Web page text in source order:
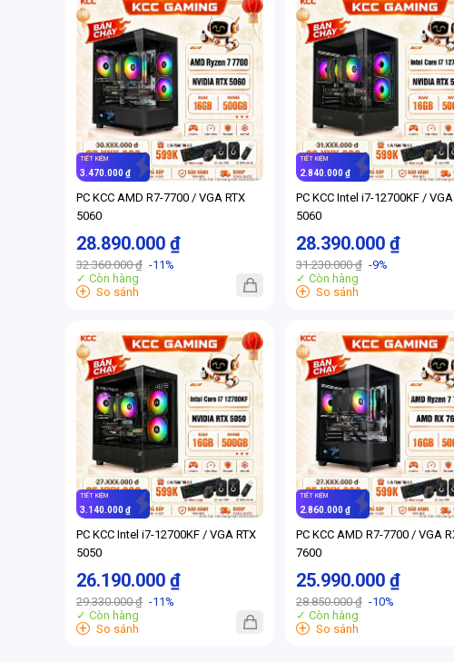
TIẾT KIỆM
3.470.000 ₫
PC KCC AMD R7-7700 / VGA RTX
5060
28.890.000 ₫
32.360.000 ₫ -11%
✓ Còn hàng
+ So sánh
TIẾT KIỆM
2.840.000 ₫
PC KCC Intel i7-12700KF / VGA
5060
28.390.000 ₫
31.230.000 ₫ -9%
✓ Còn hàng
+ So sánh
TIẾT KIỆM
3.140.000 ₫
PC KCC Intel i7-12700KF / VGA RTX
5050
26.190.000 ₫
29.330.000 ₫ -11%
✓ Còn hàng
+ So sánh
TIẾT KIỆM
2.860.000 ₫
PC KCC AMD R7-7700 / VGA
7600
25.990.000 ₫
28.850.000 ₫ -10%
✓ Còn hàng
+ So sánh